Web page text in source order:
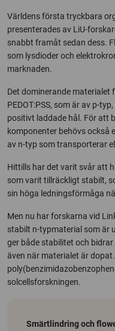
Världens första tryckbara
presenterades av LiU-
snabbt framåt sedan dess.
som lysdioder och
marknaden.
Det dominerande
PEDOT:PSS, som är av p-
positivt laddade hål. För att
komponenter behövs också
av n-typ som transporterar
Hittills har det varit svår att
som varit tillräckligt stabilt,
sin höga ledningsförmåga
Men nu har forskarna vid
stabilt n-typmaterial som är
ger både stabilitet och
även när materialet är
solcellsforskningen.
Smärtlindring och